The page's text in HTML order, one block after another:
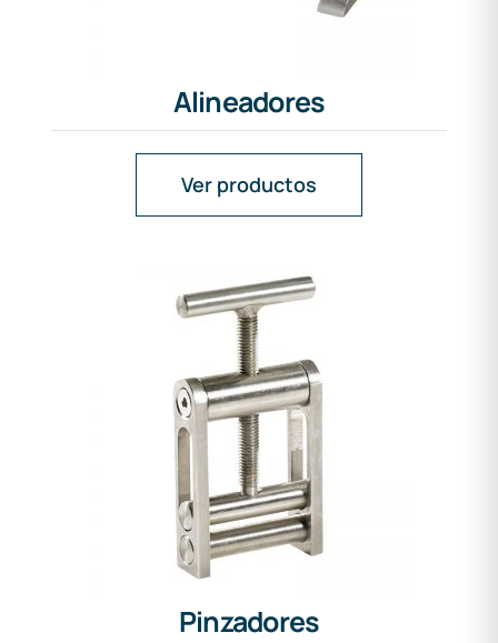
Alineadores
Ver productos
Pinzadores